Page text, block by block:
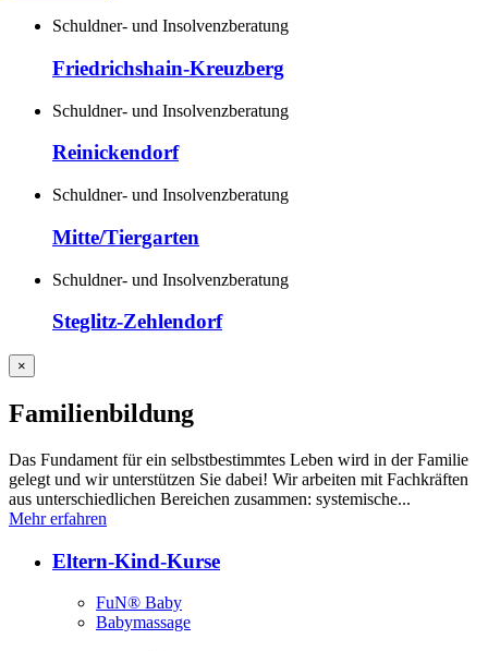
Schuldner- und Insolvenzberatung
Friedrichshain-Kreuzberg
Schuldner- und Insolvenzberatung
Reinickendorf
Schuldner- und Insolvenzberatung
Mitte/Tiergarten
Schuldner- und Insolvenzberatung
Steglitz-Zehlendorf
×
Familienbildung
Das Fundament für ein selbstbestimmtes Leben wird in der Familie
gelegt und wir unterstützen Sie dabei! Wir arbeiten mit Fachkräften
aus unterschiedlichen Bereichen zusammen: systemische...
Mehr erfahren
Eltern-Kind-Kurse
FuN® Baby
Babymassage